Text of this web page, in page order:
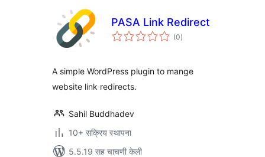
PASA Link Redirect
(0एकूण
मूल्यांकन
)
A simple WordPress plugin to mange
website link redirects.
Sahil Buddhadev
10+ सक्रिय स्थापना
5.5.19 सह चाचणी केली